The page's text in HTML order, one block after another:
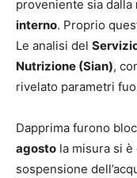
proveniente sia dalla
interno. Proprio
Le analisi del
Nutrizione (Sian),
rivelato parametri
Dapprima furono
agosto la misura si
sospensione